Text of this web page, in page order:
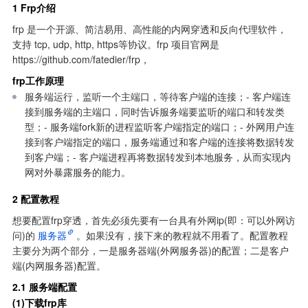
1 Frp介绍
frp 是一个开源、简洁易用、高性能的内网穿透和反向代理软件，
支持 tcp, udp, http, https等协议。frp 项目官网是
https://github.com/fatedier/frp，
frp工作原理
服务端运行，监听一个主端口，等待客户端的连接；- 客户端连
接到服务端的主端口，同时告诉服务端要监听的端口和转发类
型；- 服务端fork新的进程监听客户端指定的端口；- 外网用户连
接到客户端指定的端口，服务端通过和客户端的连接将数据转发
到客户端；- 客户端进程再将数据转发到本地服务，从而实现内
网对外暴露服务的能力。
2 配置教程
想要配置frp穿透，首先必须先要有一台具有外网ip(即：可以外网访
问)的 服务器
。如果没有，接下来的教程就不用看了。配置教程
主要分为两个部分，一是服务器端(外网服务器)的配置；二是客户
端(内网服务器)配置。
2.1 服务端配置
(1)下载frp库